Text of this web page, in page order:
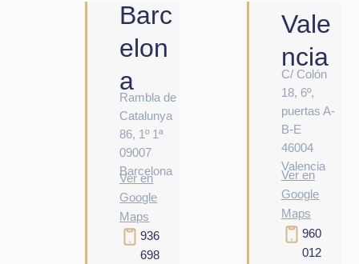
Barc
elon
a
Rambla de
Catalunya
86, 1º 1ª
09007
Barcelona
Ver en
Google
Maps
936
698
Vale
ncia
C/ Colón
18, 6º,
puertas A-
B-E
46004
Valencia
Ver en
Google
Maps
960
012